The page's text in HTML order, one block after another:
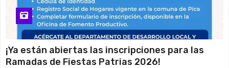
¡Ya están abiertas las inscripciones para las
Ramadas de Fiestas Patrias 2026!